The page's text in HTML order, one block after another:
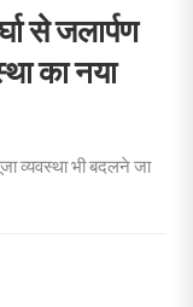
से जलार्पण
का नया
व्यवस्था भी बदलने जा